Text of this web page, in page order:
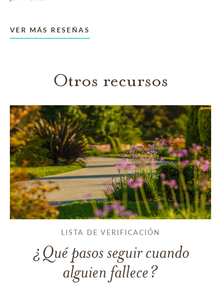
VER MÁS RESEÑAS
Otros recursos
LISTA DE VERIFICACIÓN
¿Qué pasos seguir cuando
alguien fallece?